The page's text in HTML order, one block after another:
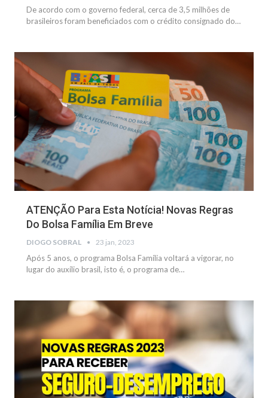
De acordo com o governo federal, cerca de 3,5 milhões de
brasileiros foram beneficiados com o crédito consignado do…
NOTÍCIAS
ATENÇÃO Para Esta Notícia! Novas Regras
Do Bolsa Família Em Breve
DIOGO SOBRAL 23 jan, 2023
Após 5 anos, o programa Bolsa Família voltará a vigorar, no
lugar do auxílio brasil, isto é, o programa de…
BENEFÍCIOS SOCIAIS